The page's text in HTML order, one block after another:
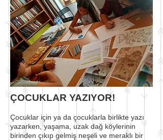
ÇOCUKLAR YAZIYOR!
Çocuklar için ya da çocuklarla birlikte yazı
yazarken, yaşama, uzak dağ köylerinin
birinden çıkıp gelmiş neşeli ve meraklı bir